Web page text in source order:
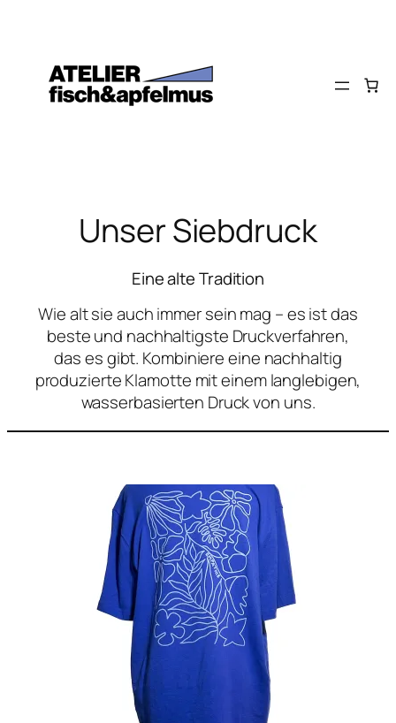
springen
Unser Siebdruck
Eine alte Tradition
Wie alt sie auch immer sein mag – es ist das
beste und nachhaltigste Druckverfahren,
das es gibt. Kombiniere eine nachhaltig
produzierte Klamotte mit einem langlebigen,
wasserbasierten Druck von uns.